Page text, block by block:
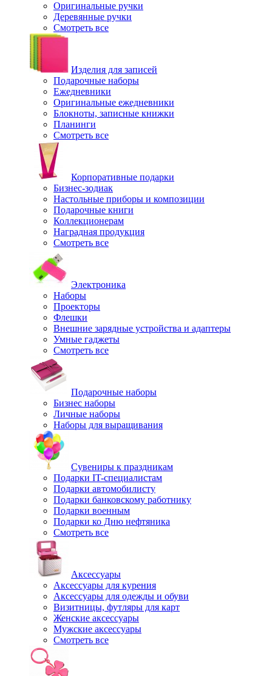
Оригинальные ручки
Деревянные ручки
Смотреть все
Изделия для записей
Подарочные наборы
Ежедневники
Оригинальные ежедневники
Блокноты, записные книжки
Планинги
Смотреть все
Корпоративные подарки
Бизнес-зодиак
Настольные приборы и композиции
Подарочные книги
Коллекционерам
Наградная продукция
Смотреть все
Электроника
Наборы
Проекторы
Флешки
Внешние зарядные устройства и адаптеры
Умные гаджеты
Смотреть все
Подарочные наборы
Бизнес наборы
Личные наборы
Наборы для выращивания
Сувениры к праздникам
Подарки IT-специалистам
Подарки автомобилисту
Подарки банковскому работнику
Подарки военным
Подарки ко Дню нефтяника
Смотреть все
Аксессуары
Аксессуары для курения
Аксессуары для одежды и обуви
Визитницы, футляры для карт
Женские аксессуары
Мужские аксессуары
Смотреть все